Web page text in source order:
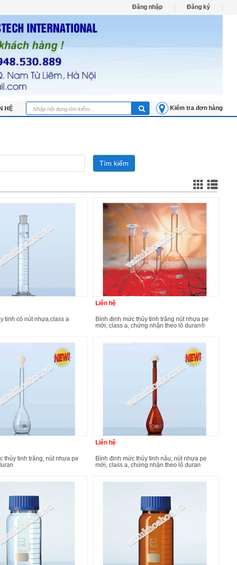
Đăng nhập Đăng ký
HỆ Kiểm tra đơn hàng
Tìm kiếm
Liên hệ
bình định mức thủy tinh trắng nút nhựa pe
mới, class a, chứng nhận theo lô duran®
Liên hệ
bình định mức thủy tinh nâu, nút nhựa pe
mới, class a, chứng nhận theo lô duran